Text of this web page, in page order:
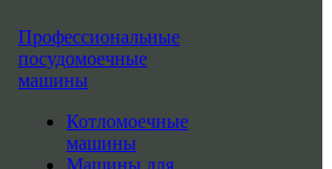
Профессиональные
посудомоечные
машины
Котломоечные
машины
Машины для